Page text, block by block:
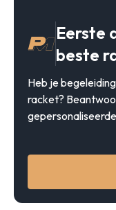
Eerste
beste
Heb je
racket?